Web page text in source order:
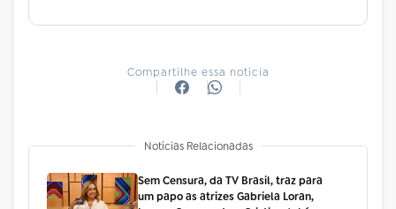
Compartilhe essa notícia
Notícias Relacionadas
Sem Censura, da TV Brasil, traz para
um papo as atrizes Gabriela Loran,